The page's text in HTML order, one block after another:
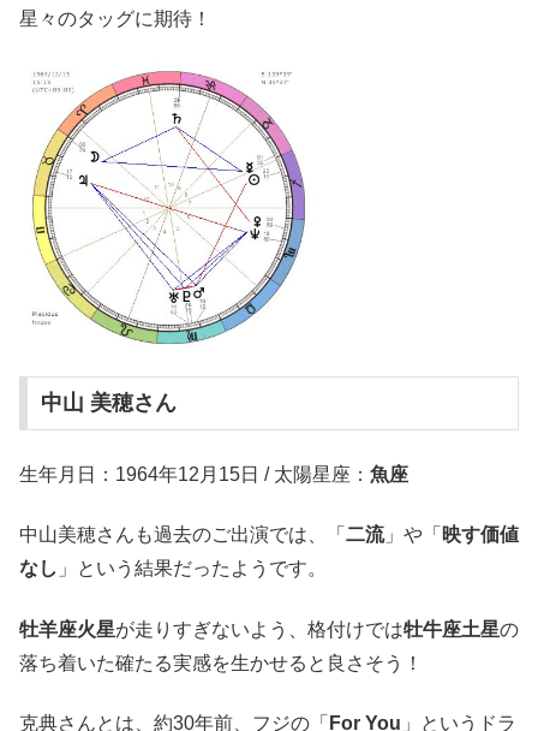
星々のタッグに期待！
中山 美穂さん
生年月日：1964年12月15日 / 太陽星座： 魚座
中山美穂さんも過去のご出演では、「 二流」や「 映す価値
なし 」という結果だったようです。
牡羊座火星が走りすぎないよう、格付けでは牡牛座土星の
落ち着いた確たる実感を生かせると良さそう！
克典さんとは、約30年前、フジの「 For You 」というドラ